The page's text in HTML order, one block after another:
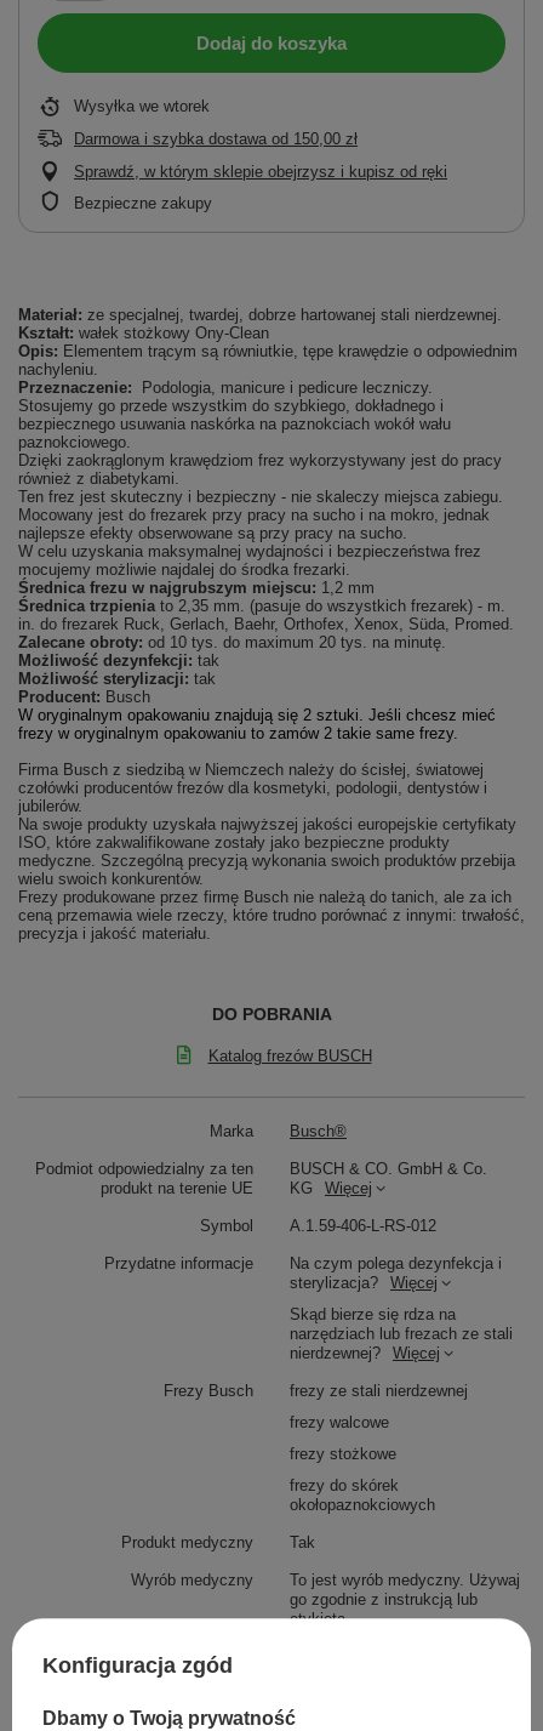
Dodaj do koszyka
Wysyłka we wtorek
Darmowa i szybka dostawa od 150,00 zł
Sprawdź, w którym sklepie obejrzysz i kupisz od ręki
Bezpieczne zakupy
Materiał: ze specjalnej, twardej, dobrze hartowanej stali nierdzewnej.
Kształt: wałek stożkowy Ony-Clean
Opis: Elementem trącym są równiutkie, tępe krawędzie o odpowiednim
nachyleniu.
Przeznaczenie: Podologia, manicure i pedicure leczniczy.
Stosujemy go przede wszystkim do szybkiego, dokładnego i
bezpiecznego usuwania naskórka na paznokciach wokół wału
paznokciowego.
Dzięki zaokrąglonym krawędziom frez wykorzystywany jest do pracy
również z diabetykami.
Ten frez jest skuteczny i bezpieczny - nie skaleczy miejsca zabiegu.
Mocowany jest do frezarek przy pracy na sucho i na mokro, jednak
najlepsze efekty obserwowane są przy pracy na sucho.
W celu uzyskania maksymalnej wydajności i bezpieczeństwa frez
mocujemy możliwie najdalej do środka frezarki.
Średnica frezu w najgrubszym miejscu: 1,2 mm
Średnica trzpieniato 2,35 mm. (pasuje do wszystkich frezarek) - m.
in. do frezarek Ruck, Gerlach, Baehr, Orthofex, Xenox, Süda, Promed.
Zalecane obroty: od 10 tys. do maximum 20 tys. na minutę.
Możliwość dezynfekcji: tak
Możliwość sterylizacji: tak
Producent: Busch
W oryginalnym opakowaniu znajdują się 2 sztuki. Jeśli chcesz mieć
frezy w oryginalnym opakowaniu to zamów 2 takie same frezy.
Firma Busch z siedzibą w Niemczech należy do ścisłej, światowej
czołówki producentów frezów dla kosmetyki, podologii, dentystów i
jubilerów.
Na swoje produkty uzyskała najwyższej jakości europejskie certyfikaty
ISO, które zakwalifikowane zostały jako bezpieczne produkty
medyczne. Szczególną precyzją wykonania swoich produktów przebija
wielu swoich konkurentów.
Frezy produkowane przez firmę Busch nie należą do tanich, ale za ich
ceną przemawia wiele rzeczy, które trudno porównać z innymi: trwałość,
precyzja i jakość materiału.
DO POBRANIA
Katalog frezów BUSCH
Marka Busch®
Podmiot odpowiedzialny za ten
produkt na terenie UE
BUSCH & CO. GmbH & Co.
KG
Więcej
Symbol A.1.59-406-L-RS-012
Przydatne informacje
Na czym polega dezynfekcja i
sterylizacja?
Więcej
Skąd bierze się rdza na
narzędziach lub frezach ze stali
nierdzewnej?
Więcej
Frezy Busch
frezy ze stali nierdzewnej
frezy walcowe
frezy stożkowe
frezy do skórek
okołopaznokciowych
Produkt medyczny Tak
Wyrób medyczny
To jest wyrób medyczny. Używaj
go zgodnie z instrukcją lub
etykietą.
Konfiguracja zgód
Dbamy o Twoją prywatność